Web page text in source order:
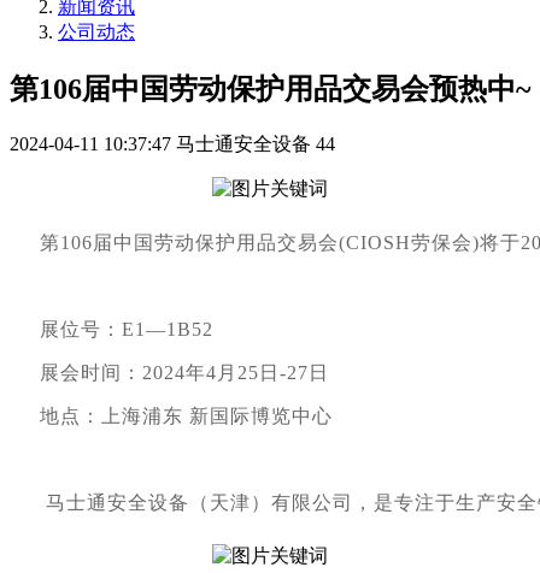
新闻资讯
公司动态
第106届中国劳动保护用品交易会预热中~
2024-04-11 10:37:47 马士通安全设备 44
第106届中国劳动保护用品交易会(CIOSH劳保会)将于
展位号：E1—1B52
展会时间：2024年4月25日-27日
地点：上海浦东 新国际博览中心
马士通安全设备（天津）有限公司，是专注于生产安全